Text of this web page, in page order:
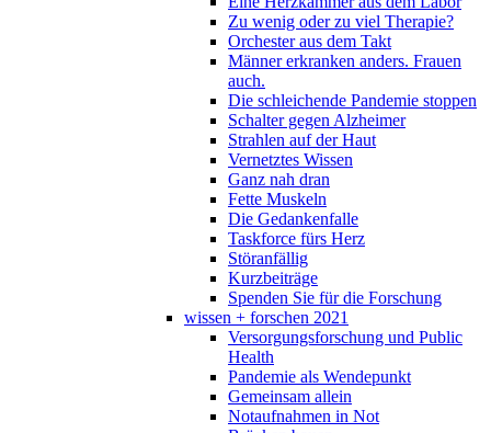
Zu wenig oder zu viel Therapie?
Orchester aus dem Takt
Männer erkranken anders. Frauen
auch.
Die schleichende Pandemie stoppen
Schalter gegen Alzheimer
Strahlen auf der Haut
Vernetztes Wissen
Ganz nah dran
Fette Muskeln
Die Gedankenfalle
Taskforce fürs Herz
Störanfällig
Kurzbeiträge
Spenden Sie für die Forschung
wissen + forschen 2021
Versorgungsforschung und Public
Health
Pandemie als Wendepunkt
Gemeinsam allein
Notaufnahmen in Not